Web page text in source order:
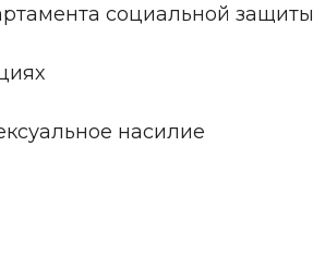
социальной защиты
насилие